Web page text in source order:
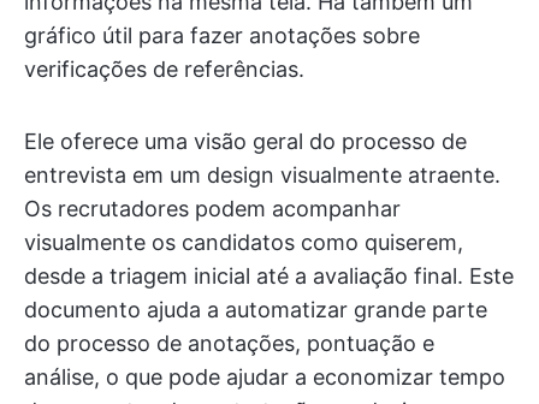
gráfico útil para fazer anotações sobre
verificações de referências.
Ele oferece uma visão geral do processo de
entrevista em um design visualmente atraente.
Os recrutadores podem acompanhar
visualmente os candidatos como quiserem,
desde a triagem inicial até a avaliação final. Este
documento ajuda a automatizar grande parte
do processo de anotações, pontuação e
análise, o que pode ajudar a economizar tempo